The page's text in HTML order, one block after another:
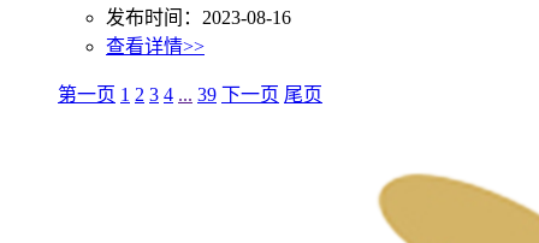
发布时间：2023-08-16
查看详情>>
第一页 1 2 3 4 ... 39 下一页 尾页